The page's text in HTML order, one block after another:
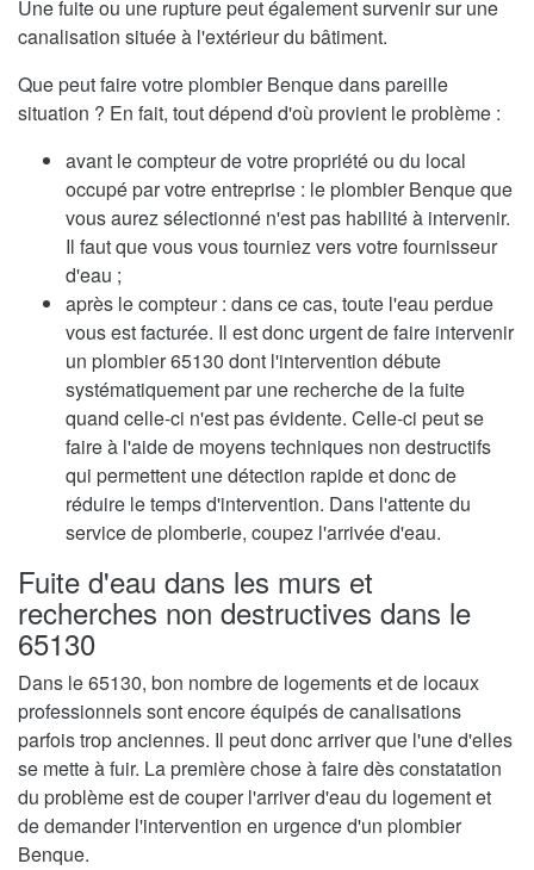
Une fuite ou une rupture peut également survenir sur une
canalisation située à l'extérieur du bâtiment.
Que peut faire votre plombier Benque dans pareille
situation ? En fait, tout dépend d'où provient le problème :
avant le compteur de votre propriété ou du local
occupé par votre entreprise : le plombier Benque que
vous aurez sélectionné n'est pas habilité à intervenir.
Il faut que vous vous tourniez vers votre fournisseur
d'eau ;
après le compteur : dans ce cas, toute l'eau perdue
vous est facturée. Il est donc urgent de faire intervenir
un plombier 65130 dont l'intervention débute
systématiquement par une recherche de la fuite
quand celle-ci n'est pas évidente. Celle-ci peut se
faire à l'aide de moyens techniques non destructifs
qui permettent une détection rapide et donc de
réduire le temps d'intervention. Dans l'attente du
service de plomberie, coupez l'arrivée d'eau.
Fuite d'eau dans les murs et
recherches non destructives dans le
65130
Dans le 65130, bon nombre de logements et de locaux
professionnels sont encore équipés de canalisations
parfois trop anciennes. Il peut donc arriver que l'une d'elles
se mette à fuir. La première chose à faire dès constatation
du problème est de couper l'arriver d'eau du logement et
de demander l'intervention en urgence d'un plombier
Benque.